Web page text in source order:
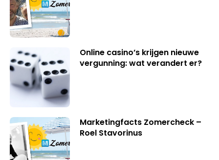
Online casino’s krijgen nieuwe
vergunning: wat verandert er?
Marketingfacts Zomercheck –
Roel Stavorinus